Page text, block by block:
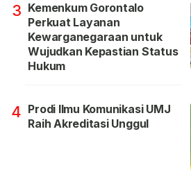
3 Kemenkum Gorontalo
Perkuat Layanan
Kewarganegaraan untuk
Wujudkan Kepastian Status
Hukum
4 Prodi Ilmu Komunikasi UMJ
Raih Akreditasi Unggul